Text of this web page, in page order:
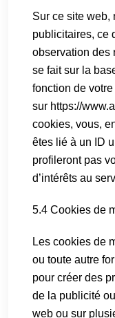
Sur ce site web,
publicitaires, ce
observation des
se fait sur la
fonction de
sur https://
cookies, vous,
êtes lié à un ID
profileront pas
d’intérêts au
5.4 Cookies de
Les cookies de
ou toute autre
pour créer des
de la publicité
web ou sur